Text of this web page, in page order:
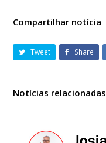
Compartilhar notícia
Tweet Share
Notícias relacionadas